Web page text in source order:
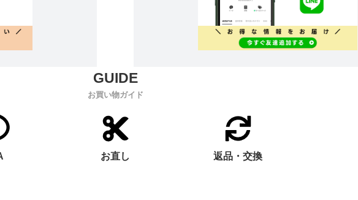
お買い物ガイド
お直し 返品・交換